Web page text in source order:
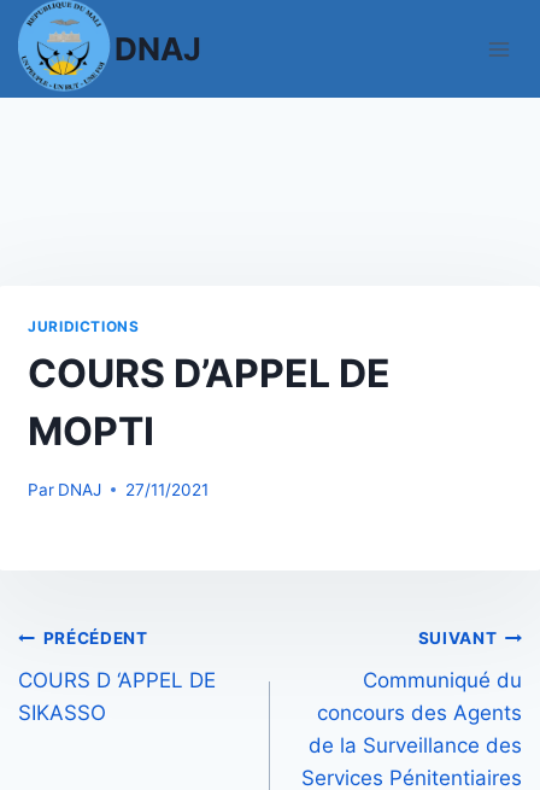
Aller
au
contenu
DNAJ
JURIDICTIONS
COURS D’APPEL DE
MOPTI
Par DNAJ 27/11/2021
Navigation
de
PRÉCÉDENT
COURS D ‘APPEL DE
SIKASSO
SUIVANT
Communiqué du
concours des Agents
de la Surveillance des
Services Pénitentiaires